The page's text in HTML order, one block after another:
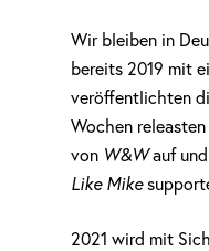
Wir bleiben in
bereits 2019 mit
veröffentlichten
Wochen
von W&Wauf
Like Mike
2021 wird mit